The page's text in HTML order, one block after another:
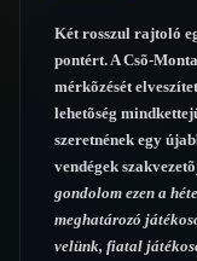
Két rosszul rajtoló
pontért. A Csõ-
mérkõzését
lehetõség
szeretnének egy
vendégek
gondolom ezen a
meghatározó
velünk, fiatal